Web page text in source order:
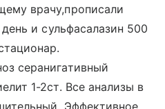
врачу,прописали
и сульфасалазин 500
серанигативный
1-2ст. Все анализы в
Эффективное